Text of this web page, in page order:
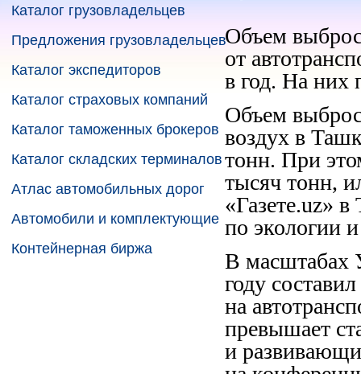
Каталог грузовладельцев
Предложения грузовладельцев
Каталог экспедиторов
Каталог страховых компаний
Каталог таможенных брокеров
Каталог складских терминалов
Атлас автомобильных дорог
Автомобили и комплектующие
Контейнерная биржа
Объем
от
в год. На них
Объем
воздух в
тонн. При
тысяч тонн,
«Газете.uz»
по экологии
В масштабах
году
на
превышает
и